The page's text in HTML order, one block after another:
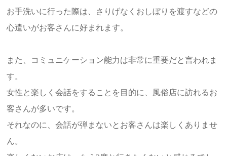
お手洗いに行った際は、さりげなくおしぼりを渡すなどの
心遣いがお客さんに好まれます。
また、コミュニケーション能力は非常に重要だと言われま
す。
女性と楽しく会話をすることを目的に、風俗店に訪れるお
客さんが多いです。
それなのに、会話が弾まないとお客さんは楽しくありませ
ん。